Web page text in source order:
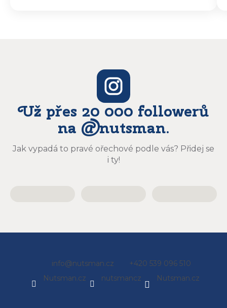
Už přes 20 000 followerů
na @nutsman.
Jak vypadá to pravé ořechové podle vás? Přidej se
i ty!
info@nutsman.cz
+420 539 096 510
Nutsman.cz
nutsmancz Nutsman.cz